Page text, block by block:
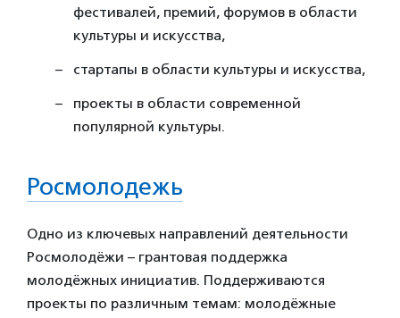
фестивалей, премий, форумов в области
культуры и искусства,
стартапы в области культуры и искусства,
проекты в области современной
популярной культуры.
Росмолодежь
Одно из ключевых направлений деятельности
Росмолодёжи – грантовая поддержка
молодёжных инициатив. Поддерживаются
проекты по различным темам: молодёжные